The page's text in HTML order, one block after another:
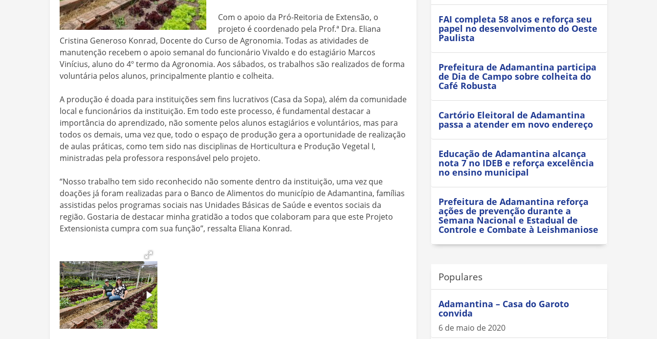
Com o apoio da Pró-Reitoria de Extensão, o
projeto é coordenado pela Prof.ª Dra. Eliana
Cristina Generoso Konrad, Docente do Curso de Agronomia. Todas as atividades de
manutenção recebem o apoio semanal do funcionário Vivaldo e do estagiário Marcos
Vinícius, aluno do 4º termo da Agronomia. Aos sábados, os trabalhos são realizados de forma
voluntária pelos alunos, principalmente plantio e colheita.
A produção é doada para instituições sem fins lucrativos (Casa da Sopa), além da comunidade
local e funcionários da instituição. Em todo este processo, é fundamental destacar a
importância do aprendizado, não somente pelos alunos estagiários e voluntários, mas para
todos os demais, uma vez que, todo o espaço de produção gera a oportunidade de realização
de aulas práticas, como tem sido nas disciplinas de Horticultura e Produção Vegetal I,
ministradas pela professora responsável pelo projeto.
“Nosso trabalho tem sido reconhecido não somente dentro da instituição, uma vez que
doações já foram realizadas para o Banco de Alimentos do município de Adamantina, famílias
assistidas pelos programas sociais nas Unidades Básicas de Saúde e eventos sociais da
região. Gostaria de destacar minha gratidão a todos que colaboram para que este Projeto
Extensionista cumpra com sua função”, ressalta Eliana Konrad.
FAI completa 58 anos e reforça seu
papel no desenvolvimento do Oeste
Paulista
Prefeitura de Adamantina participa
de Dia de Campo sobre colheita do
Café Robusta
Cartório Eleitoral de Adamantina
passa a atender em novo endereço
Educação de Adamantina alcança
nota 7 no IDEB e reforça excelência
no ensino municipal
Prefeitura de Adamantina reforça
ações de prevenção durante a
Semana Nacional e Estadual de
Controle e Combate à Leishmaniose
Populares
Adamantina – Casa do Garoto
convida
6 de maio de 2020